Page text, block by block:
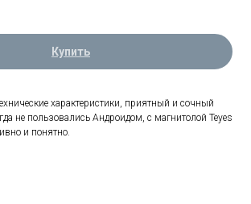
Купить
характеристики, приятный и сочный
не пользовались Андроидом, с магнитолой Teyes
и понятно.